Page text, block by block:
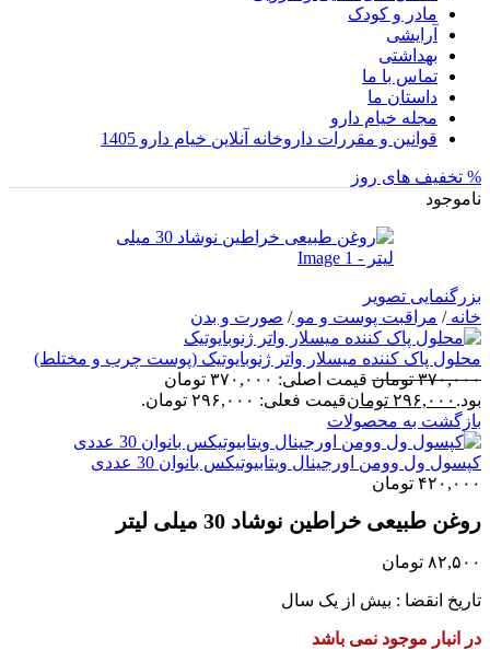
مادر و کودک
آرایشی
بهداشتی
تماس با ما
داستان ما
مجله خیام دارو
قوانین و مقررات داروخانه آنلاین خیام دارو 1405
% تخفیف های روز
ناموجود
بزرگنمایی تصویر
خانه/ مراقبت پوست و مو/ صورت و بدن
محلول پاک کننده میسلار واتر ژنوبایوتیک (پوست چرب و مختلط)
۳۷۰,۰۰۰ تومان
قیمت اصلی: ۳۷۰,۰۰۰ تومان
بود. ۲۹۶,۰۰۰ تومانقیمت فعلی: ۲۹۶,۰۰۰ تومان.
بازگشت به محصولات
کپسول ول وومن اورجینال ویتابیوتیکس بانوان 30 عددی
۴۲۰,۰۰۰ تومان
روغن طبیعی خراطین نوشاد 30 میلی لیتر
۸۲,۵۰۰ تومان
تاریخ انقضا : بیش از یک سال
در انبار موجود نمی باشد